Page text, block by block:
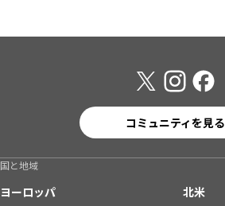
コミュニティを見る
国と地域
ヨーロッパ
北米